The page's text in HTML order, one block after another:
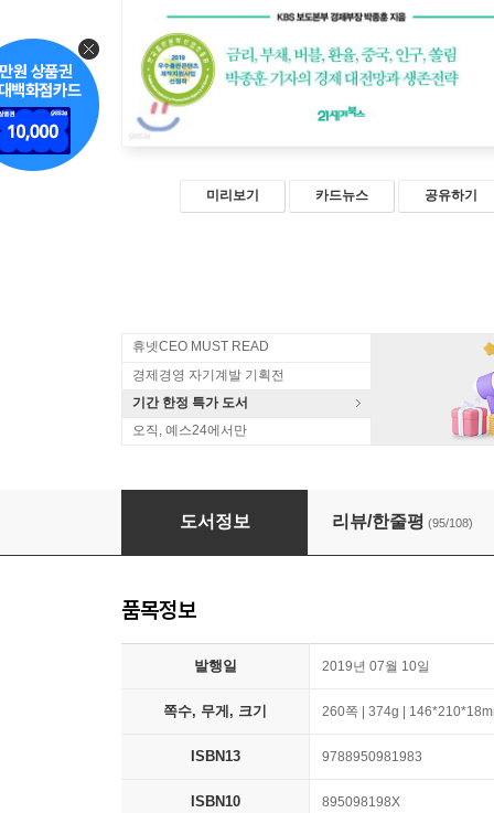
미리보기 카드뉴스 공유하기
휴넷CEO MUST READ
경제경영 자기계발 기획전
기간 한정 특가 도서
오직, 예스24에서만
2020 부의 지각변동
도서정보 리뷰/한줄평 (95/108)
품목정보
발행일 2019년 07월 10일
쪽수, 무게, 크기 260쪽 | 374g |
ISBN13 9788950981983
ISBN10 895098198X